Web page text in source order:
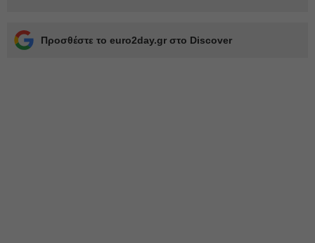
Προσθέστε το euro2day.gr στο Discover